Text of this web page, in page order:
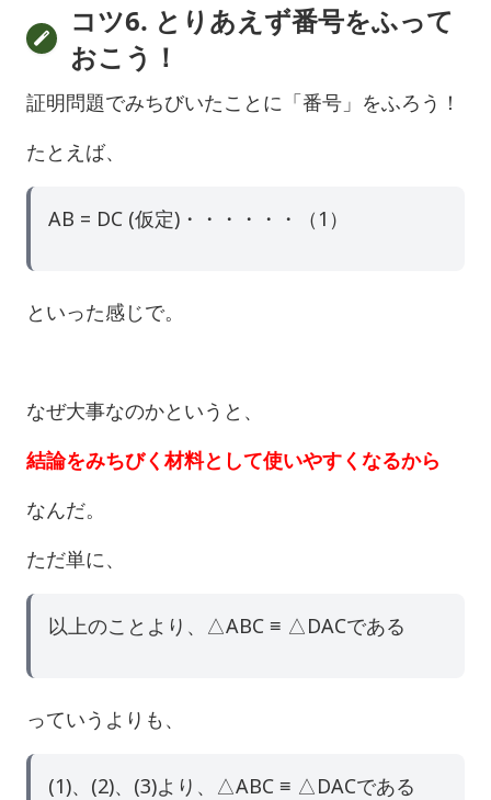
コツ6. とりあえず番号をふって
おこう！
証明問題でみちびいたことに「番号」をふろう！
たとえば、
AB = DC (仮定)・・・・・・（1）
といった感じで。
なぜ大事なのかというと、
結論をみちびく材料として使いやすくなるから
なんだ。
ただ単に、
以上のことより、△ABC ≡ △DACである
っていうよりも、
(1)、(2)、(3)より、△ABC ≡ △DACである